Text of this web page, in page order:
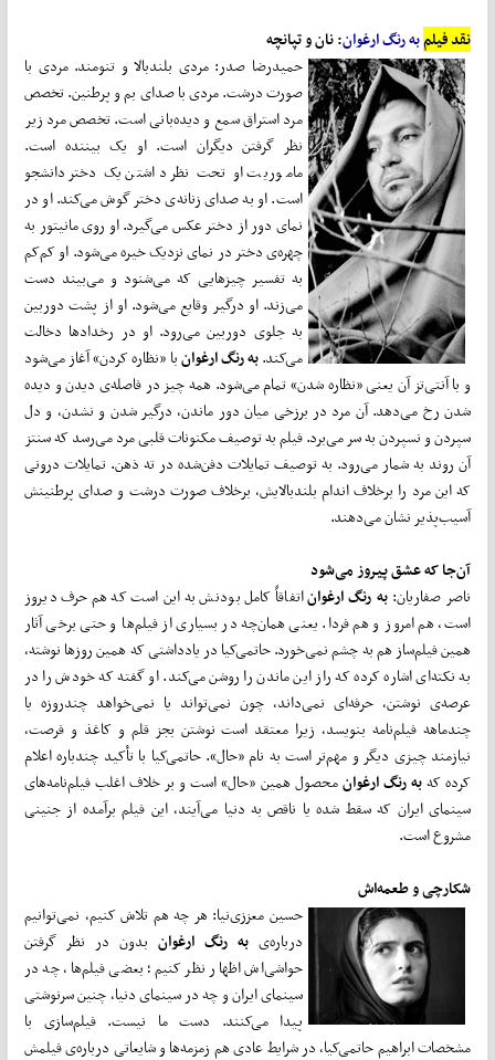
نقد فیلمبه رنگ ارغوان: نان و تپانچه
حمیدرضا صدر: مردی بلندبالا و تنومند. مردی با
صورت درشت. مردی با صدای بم و پرطنین‌. تخصص
مرد استراق سمع و دیده‌بانی است. تخصص مرد زیر
نظر گرفتن دیگران است. او یک بیننده است.
ماموریت او تحت نظر داشتن یک دختر دانشجو
است. او به صدای زنانه‌ی دختر گوش می‌کند. او در
نمای دور از دختر عکس می‌گیرد. او روی مانیتور به
چهره‌ی دختر در نمای نزدیک خیره می‌شود. او کم‌کم
به تفسیر چیزهایی که می‌شنود و می‌بیند دست
می‌زند. او درگیر وقایع می‌شود. او از پشت دوربین
به جلوی دوربین می‌رود. او در رخدادها دخالت
می‌کند.به رنگ ارغوانبا «نظاره کردن» آغاز می‌شود
و با آنتی‌تز آن یعنی «نظاره شدن» تمام می‌شود. همه چیز در فاصله‌ی دیدن و دیده
شدن رخ می‌دهد. آن مرد در برزخی میان دور ماندن، درگیر شدن و نشدن، و دل
سپردن و نسپردن به سر می‌برد. فیلم به توصیف مکنونات قلبی مرد می‌رسد که سنتز
آن روند به شمار می‌رود. به توصیف تمایلات دفن‌شده در ته ذهن. تمایلات درونی
که این مرد را برخلاف اندام بلندبالایش، برخلاف صورت درشت و صدای پرطنینش
آسیب‌پذیر نشان می‌دهند.
آن‌جا که عشق پیروز می‌شود
ناصر صفاریان: به رنگ ارغواناتفاقاً کامل بودنش به این است که هم حرف دیروز
است، هم امروز و هم فردا. یعنی همان‌چه در بسیاری از فیلم‌ها و حتی برخی آثار
همین فیلم‌ساز هم به چشم نمی‌خورد. حاتمی‌کیا در یادداشتی که همین روزها نوشته،
به نکته‌ای اشاره کرده که راز این ماندن را روشن می‌کند. او گفته که خودش را در
عرصه‌ی نوشتن، حرفه‌ای نمی‌داند، چون نمی‌تواند یا نمی‌خواهد چندروزه یا
چندماهه فیلم‌نامه بنویسد، زیرا معتقد است نوشتن بجز قلم و کاغذ و فرصت،
نیازمند چیزی دیگر و مهم‌تر است به نام «حال». حاتمی‌کیا با تأکید چندباره اعلام
کرده کهبه رنگ ارغوانمحصول همین «حال» است و بر خلاف اغلب فیلم‌نامه‌های
سینمای ایران که سقط شده یا ناقص به دنیا می‌آیند، این فیلم برآمده از جنینی
مشروع است.
شکارچی و طعمه‌اش
حسین معززی‌نیا: هر چه هم تلاش کنیم، نمی‌توانیم
درباره‌ی به رنگ ارغوان بدون در نظر گرفتن
حواشی‌اش اظهار نظر کنیم؛ بعضی فیلم‌ها، چه در
سینمای ایران و چه در سینمای دنیا، چنین سرنوشتی
پیدا می‌کنند. دست ما نیست. فیلم‌سازی با
مشخصات ابراهیم حاتمی‌کیا، در شرایط عادی هم زمزمه‌ها و شایعاتی درباره‌ی فیلمش